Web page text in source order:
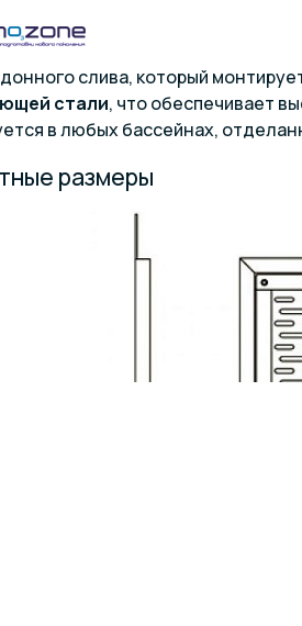
слива, который
стали, что обеспечивает
в любых бассейнах,
размеры